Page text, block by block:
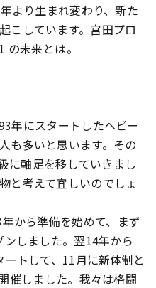
より生まれ変わり、新た
こしています。宮田プロ
未来とは――。
年にスタートしたヘビー
も多いと思います。その
に軸足を移していきまし
と考えて宜しいのでしょ
から準備を始めて、まず
ンしました。翌14年から
ートして、11月に新体制と
催しました。我々は格闘